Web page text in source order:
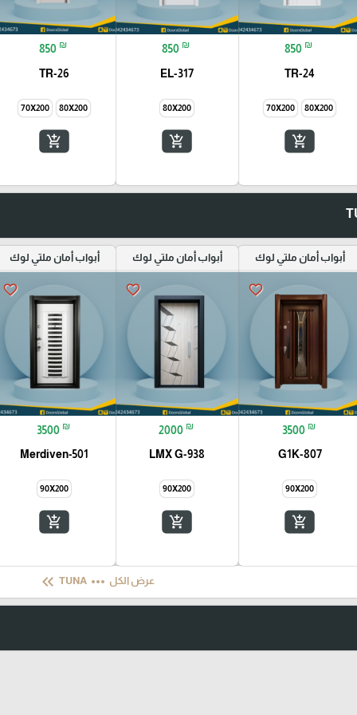
850 ₪
TR-24
80X200
70X200
add_shopping_cart
850 ₪
EL-317
80X200
add_shopping_cart
850 ₪
TR-26
80X200
70X200
add_shopping_cart
أبواب أمان ملتي لوك
favorite_border
3500 ₪
G1K-807
90X200
add_shopping_cart
أبواب أمان ملتي لوك
favorite_border
2000 ₪
LMX G-938
90X200
add_shopping_cart
أبواب أمان ملتي لوك
favorite_border
3500 ₪
Merdiven-501
90X200
add_shopping_cart
عرض الكل more_horiz
TUNA
keyboard_double_arrow_left